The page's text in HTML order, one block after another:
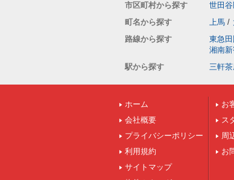
市区町村から探す 世田
町名から探す
上馬 /
路線から探す
東急
湘南
駅から探す
三軒茶
ホーム
会社概要
プライバシーポリシー
利用規約
サイトマップ
お
ス
周
お